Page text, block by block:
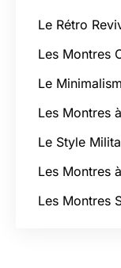
Le Rétro
Les Montres
Le
Les Montres
Le Style
Les Montres
Les Montres